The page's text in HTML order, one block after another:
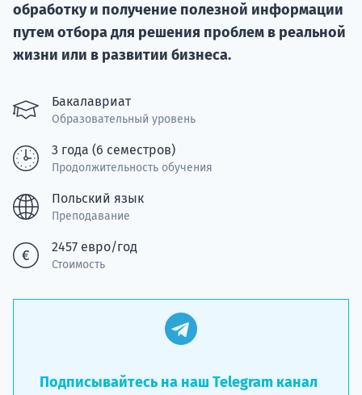
обработку и получение полезной информации
путем отбора для решения проблем в реальной
жизни или в развитии бизнеса.
Бакалавриат
Образовательный уровень
3 года (6 семестров)
Продолжительность обучения
Польский язык
Преподавание
2457 евро/год
Стоимость
Подписывайтесь на наш Telegram канал